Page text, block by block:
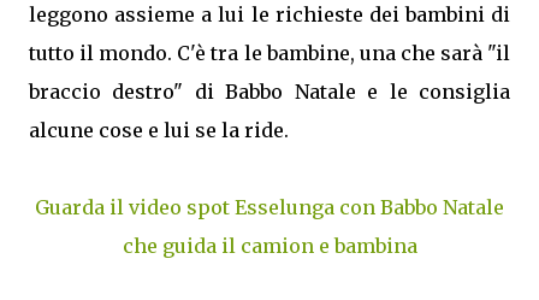
leggono assieme a lui le richieste dei bambini di
tutto il mondo. C'è tra le bambine, una che sarà "il
braccio destro" di Babbo Natale e le consiglia
alcune cose e lui se la ride.
Guarda il video spot Esselunga con Babbo Natale
che guida il camion e bambina